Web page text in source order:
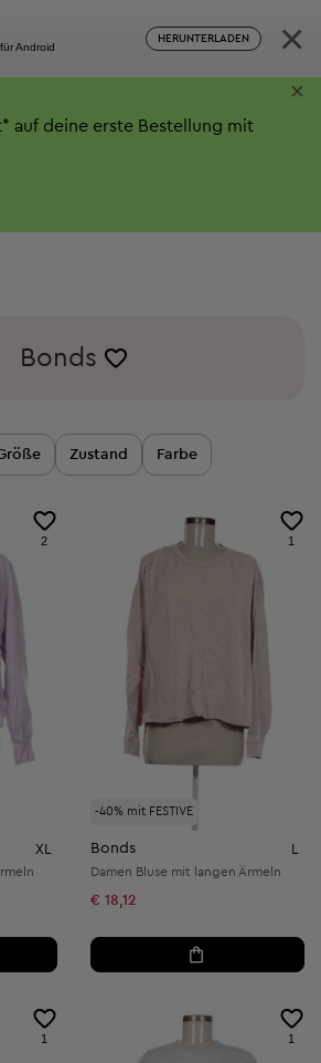
Android
HERUNTERLADEN ×
auf deine erste Bestellung mit
×
Bonds
Zustand Farbe
2
XL
-40% mit FESTIVE
1
Bonds
Damen Bluse mit langen Ärmeln
€ 18,12
1 1